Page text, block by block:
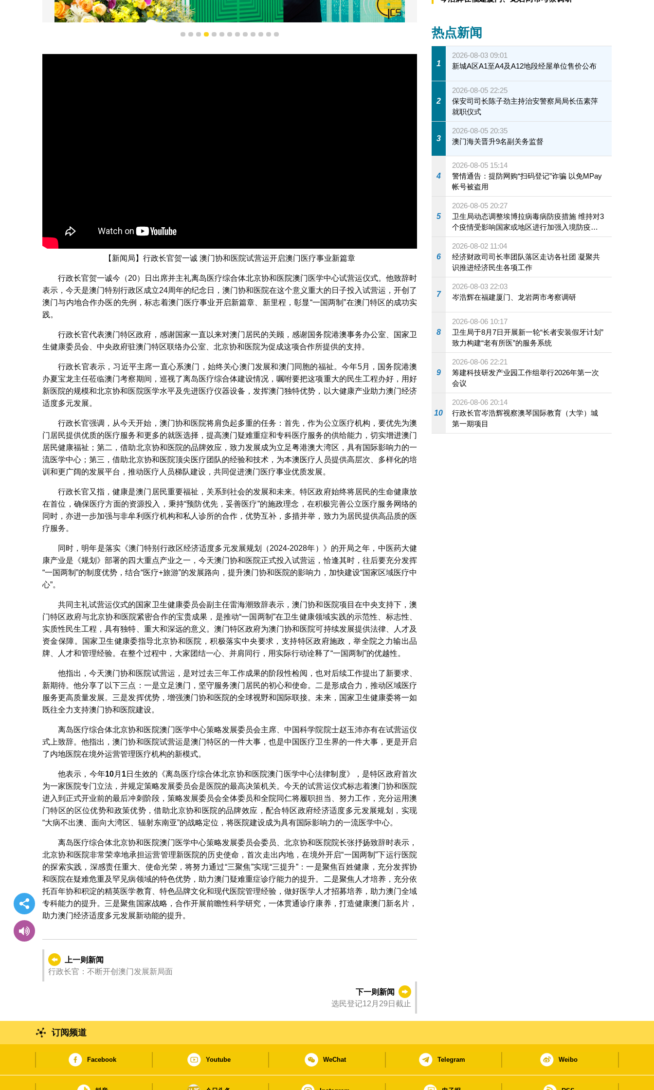
行政长官贺一诚在澳门协和医院试营运仪式上致辞。
1 2 3 4 5 6 7 8 9 10111213
【新闻局】行政长官贺一诚 澳门协和医院试营运开启澳门医疗事业新篇章
行政长官贺一诚今（20）日出席并主礼离岛医疗综合体北京协和医院澳门医学中心试营运仪式。他致辞时
表示，今天是澳门特别行政区成立24周年的纪念日，澳门协和医院在这个意义重大的日子投入试营运，开创了
澳门与内地合作办医的先例，标志着澳门医疗事业开启新篇章、新里程，彰显“一国两制”在澳门特区的成功实
践。
行政长官代表澳门特区政府，感谢国家一直以来对澳门居民的关顾，感谢国务院港澳事务办公室、国家卫
生健康委员会、中央政府驻澳门特区联络办公室、北京协和医院为促成这项合作所提供的支持。
行政长官表示，习近平主席一直心系澳门，始终关心澳门发展和澳门同胞的福祉。今年5月，国务院港澳
办夏宝龙主任莅临澳门考察期间，巡视了离岛医疗综合体建设情况，嘱咐要把这项重大的民生工程办好，用好
新医院的规模和北京协和医院医学水平及先进医疗仪器设备，发挥澳门独特优势，以大健康产业助力澳门经济
适度多元发展。
行政长官强调，从今天开始，澳门协和医院将肩负起多重的任务：首先，作为公立医疗机构，要优先为澳
门居民提供优质的医疗服务和更多的就医选择，提高澳门疑难重症和专科医疗服务的供给能力，切实增进澳门
居民健康福祉；第二，借助北京协和医院的品牌效应，致力发展成为立足粤港澳大湾区，具有国际影响力的一
流医学中心；第三，借助北京协和医院顶尖医疗团队的经验和技术，为本澳医疗人员提供高层次、多样化的培
训和更广阔的发展平台，推动医疗人员梯队建设，共同促进澳门医疗事业优质发展。
行政长官又指，健康是澳门居民重要福祉，关系到社会的发展和未来。特区政府始终将居民的生命健康放
在首位，确保医疗方面的资源投入，秉持“预防优先，妥善医疗”的施政理念，在积极完善公立医疗服务网络的
同时，亦进一步加强与非牟利医疗机构和私人诊所的合作，优势互补，多措并举，致力为居民提供高品质的医
疗服务。
同时，明年是落实《澳门特别行政区经济适度多元发展规划（2024-2028年）》的开局之年，中医药大健
康产业是《规划》部署的四大重点产业之一，今天澳门协和医院正式投入试营运，恰逢其时，往后要充分发挥
“一国两制”的制度优势，结合“医疗+旅游”的发展路向，提升澳门协和医院的影响力，加快建设“国家区域医疗中
心”。
共同主礼试营运仪式的国家卫生健康委员会副主任雷海潮致辞表示，澳门协和医院项目在中央支持下，澳
门特区政府与北京协和医院紧密合作的宝贵成果，是推动“一国两制”在卫生健康领域实践的示范性、标志性、
实质性民生工程，具有独特、重大和深远的意义。澳门特区政府为澳门协和医院可持续发展提供法律、人才及
资金保障。国家卫生健康委指导北京协和医院，积极落实中央要求，支持特区政府施政，举全院之力输出品
牌、人才和管理经验。在整个过程中，大家团结一心、并肩同行，用实际行动诠释了“一国两制”的优越性。
他指出，今天澳门协和医院试营运，是对过去三年工作成果的阶段性检阅，也对后续工作提出了新要求、
新期待。他分享了以下三点：一是立足澳门，坚守服务澳门居民的初心和使命。二是形成合力，推动区域医疗
服务更高质量发展。三是发挥优势，增强澳门协和医院的全球视野和国际联接。未来，国家卫生健康委将一如
既往全力支持澳门协和医院建设。
离岛医疗综合体北京协和医院澳门医学中心策略发展委员会主席、中国科学院院士赵玉沛亦有在试营运仪
式上致辞。他指出，澳门协和医院试营运是澳门特区的一件大事，也是中国医疗卫生界的一件大事，更是开启
了内地医院在境外运营管理医疗机构的新模式。
他表示，今年10月 1日生效的《离岛医疗综合体北京协和医院澳门医学中心法律制度》，是特区政府首次
为一家医院专门立法，并规定策略发展委员会是医院的最高决策机关。今天的试营运仪式标志着澳门协和医院
进入到正式开业前的最后冲刺阶段，策略发展委员会全体委员和全院同仁将履职担当、努力工作，充分运用澳
门特区的区位优势和政策优势，借助北京协和医院的品牌效应，配合特区政府经济适度多元发展规划，实现
“大病不出澳、面向大湾区、辐射东南亚”的战略定位，将医院建设成为具有国际影响力的一流医学中心。
离岛医疗综合体北京协和医院澳门医学中心策略发展委员会委员、北京协和医院院长张抒扬致辞时表示，
北京协和医院非常荣幸地承担运营管理新医院的历史使命，首次走出内地，在境外开启“一国两制”下运行医院
的探索实践，深感责任重大、使命光荣，将努力通过“三聚焦”实现“三提升”：一是聚焦百姓健康，充分发挥协
和医院在疑难危重及罕见病领域的特色优势，助力澳门疑难重症诊疗能力的提升。二是聚焦人才培养，充分依
托百年协和积淀的精英医学教育、特色品牌文化和现代医院管理经验，做好医学人才招募培养，助力澳门全域
专科能力的提升。三是聚焦国家战略，合作开展前瞻性科学研究，一体贯通诊疗康养，打造健康澳门新名片，
助力澳门经济适度多元发展新动能的提升。
上一则新闻
行政长官：不断开创澳门发展新局面
下一则新闻
选民登记12月29日截止
热点新闻
1
2026-08-03 09:01
新城A区A1至A4及A12地段经屋单位售价公布
2
2026-08-05 22:25
保安司司长陈子劲主持治安警察局局长伍素萍
就职仪式
3
2026-08-05 20:35
澳门海关晋升9名副关务监督
4
2026-08-05 15:14
警情通告：提防网购“扫码登记”诈骗 以免MPay
帐号被盗用
5
2026-08-05 20:27
卫生局动态调整埃博拉病毒病防疫措施 维持对3
个疫情受影响国家或地区进行加强入境防疫措
施
6
2026-08-02 11:04
经济财政司司长率团队落区走访各社团 凝聚共
识推进经济民生各项工作
7
2026-08-03 22:03
岑浩辉在福建厦门、龙岩两市考察调研
8
2026-08-06 10:17
卫生局于8月7日开展新一轮“长者安装假牙计划”
致力构建“老有所医”的服务系统
9
2026-08-06 22:21
筹建科技研发产业园工作组举行2026年第一次
会议
10
2026-08-06 20:14
行政长官岑浩辉视察澳琴国际教育（大学）城
第一期项目
订阅频道
Facebook Youtube WeChat Telegram Weibo